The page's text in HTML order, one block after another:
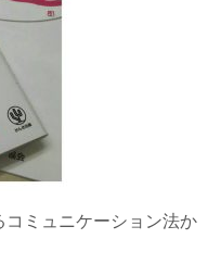
ミュニケーション法か